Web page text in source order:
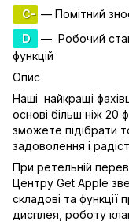
C- — Помітний
D
— Робочий
функцій
Опис
Наші найкращі
основі більш ніж 20
зможете підібрати
задоволення і
При ретельній
Центру Get Apple
складові та
дисплея, роботу